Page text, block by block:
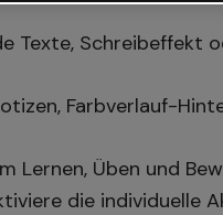
Texte, Schreibeffekt
Farbverlauf-
Lernen, Üben und
die individuelle